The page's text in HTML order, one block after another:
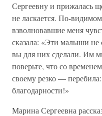
Сергеевну и прижалась
не ласкается. По-
взволновавшие меня
сказала: «Эти малыши не
вы для них сделали. Им
поверьте, что со
своему резко —
благодарности!»
Марина Сергеевна